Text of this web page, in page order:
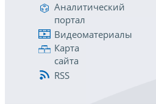
Аналитический
портал
Видеоматериалы
Карта
сайта
RSS